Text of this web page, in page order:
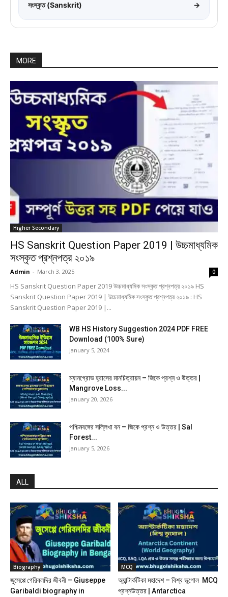
সংস্কৃত (Sanskrit) →
MORE
Higher Secondary
HS Sanskrit Question Paper 2019 | উচ্চমাধ্যমিক
সংস্কৃত প্রশ্নপত্র ২০১৯
Admin - March 3, 2025 0
HS Sanskrit Question Paper 2019 উচ্চমাধ্যমিক সংস্কৃত প্রশ্নপত্র ২০১৯ HS
Sanskrit Question Paper 2019 | উচ্চমাধ্যমিক সংস্কৃত প্রশ্নপত্র ২০১৯ : HS
Sanskrit Question Paper 2019 |...
WB HS History Suggestion 2024 PDF FREE
Download (100% Sure)
January 5, 2024
ম্যানগ্রোভ হ্রাসের মানচিত্রায়ন – জিকে প্রশ্ন ও উত্তর |
Mangrove Loss...
January 20, 2026
পশ্চিমবঙ্গের সল্লিখা বন – জিকে প্রশ্ন ও উত্তর | Sal
Forest...
January 5, 2026
ALL
Biography
জুসেপ্পে গেরিবলদির জীবনী – Giuseppe
Garibaldi biography in
MCQ
অ্যান্টার্কটিকা মহাদেশ – বিশ্ব ভূগোল MCQ
প্রশ্নউত্তর | Antarctica